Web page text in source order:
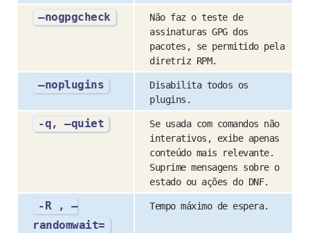
–nogpgcheck
Não faz o teste de
assinaturas GPG dos
pacotes, se permitido pela
diretriz RPM.
–noplugins
Disabilita todos os
plugins.
-q, –quiet
Se usada com comandos não
interativos, exibe apenas
conteúdo mais relevante.
Suprime mensagens sobre o
estado ou ações do DNF.
-R , –
randomwait=
Tempo máximo de espera.